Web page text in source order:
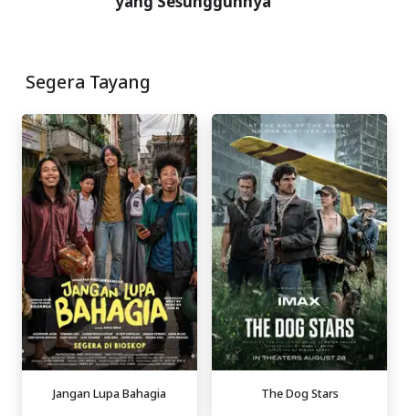
Segera Tayang
Jangan Lupa Bahagia The Dog Stars